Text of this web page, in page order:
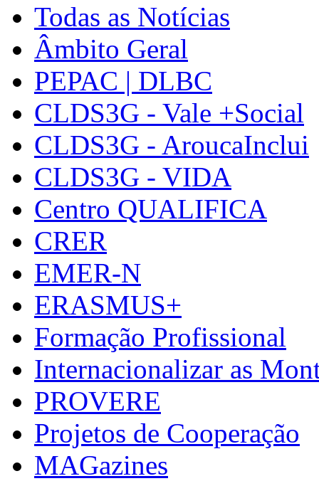
Todas as Notícias
Âmbito Geral
PEPAC | DLBC
CLDS3G - Vale +Social
CLDS3G - AroucaInclui
CLDS3G - VIDA
Centro QUALIFICA
CRER
EMER-N
ERASMUS+
Formação Profissional
Internacionalizar as
PROVERE
Projetos de Cooperação
MAGazines